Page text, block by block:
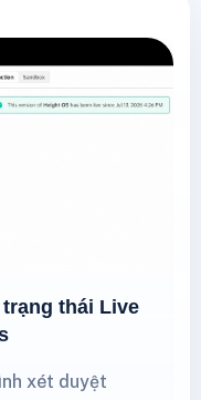
thái Live
xét duyệt